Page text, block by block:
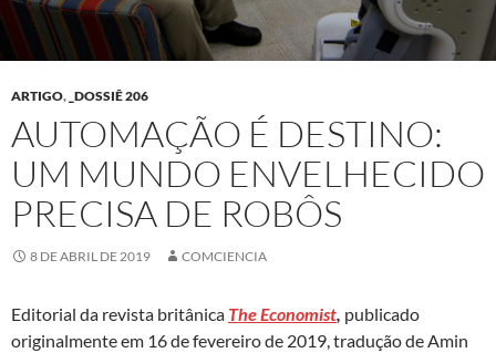
ARTIGO, _DOSSIÊ 206
AUTOMAÇÃO É DESTINO:
UM MUNDO ENVELHECIDO
PRECISA DE ROBÔS
8 DE ABRIL DE 2019 COMCIENCIA
Editorial da revista britânica The Economist, publicado
originalmente em 16 de fevereiro de 2019, tradução de Amin